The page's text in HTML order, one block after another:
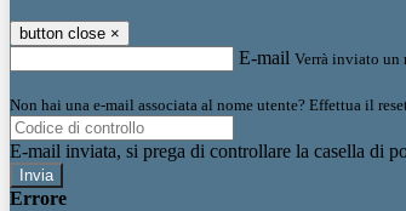
button close ×
E-mail Verrà inviato un
Non hai una e-mail associata al nome utente? Effettua il
E-mail inviata, si prega di controllare la casella di
Errore